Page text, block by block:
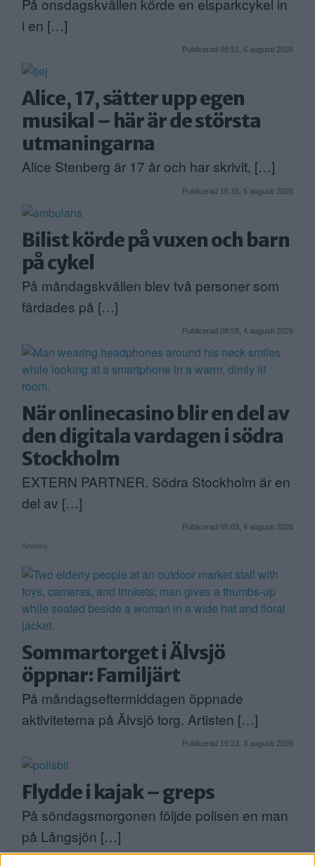
På onsdagskvällen körde en elsparkcykel in
i en […]
Publicerad 09:51, 6 augusti 2026
Alice, 17, sätter upp egen
musikal – här är de största
utmaningarna
Alice Stenberg är 17 år och har skrivit, […]
Publicerad 16:16, 5 augusti 2026
Bilist körde på vuxen och barn
på cykel
På måndagskvällen blev två personer som
färdades på […]
Publicerad 08:58, 4 augusti 2026
När onlinecasino blir en del av
den digitala vardagen i södra
Stockholm
EXTERN PARTNER. Södra Stockholm är en
del av […]
Publicerad 05:03, 4 augusti 2026
Annons:
Sommartorget i Älvsjö
öppnar: Familjärt
På måndagseftermiddagen öppnade
aktiviteterna på Älvsjö torg. Artisten […]
Publicerad 16:23, 3 augusti 2026
Flydde i kajak – greps
På söndagsmorgonen följde polisen en man
på Långsjön […]